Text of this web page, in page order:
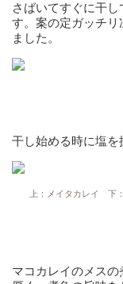
さばいてすぐに干
す。案の定ガッチリ
ました。
干し始める時に塩を
上：メイタカレイ 下
マコカレイのメス